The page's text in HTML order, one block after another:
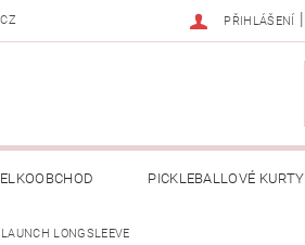
PŘIHLÁŠENÍ |
PICKLEBALLOVÉ KURTY
LONGSLEEVE